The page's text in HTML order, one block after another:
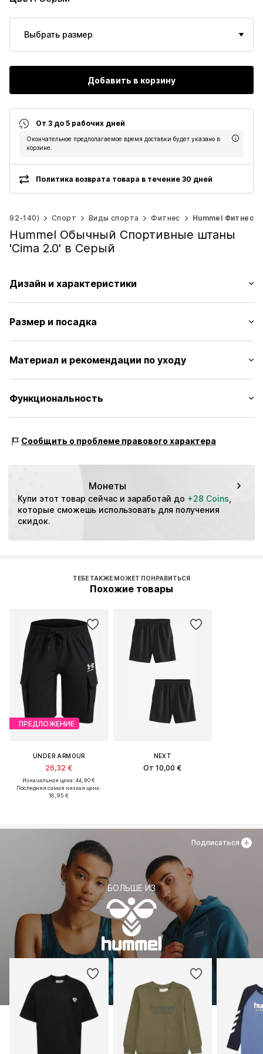
Выбрать размер
Добавить в корзину
От 3 до 5 рабочих дней
Окончательное предполагаемое время доставки будет указано в
корзине.
Политика возврата товара в течение 30 дней
92-140) Спорт Виды спорта Фитнес Hummel Фитнес
Hummel Обычный Спортивные штаны
'Cima 2.0' в Серый
Дизайн и характеристики
Карманы на молнии
Регулируемый обхват талии
Боковые карманы на молнии
Без подкладки
Артикул 0000000029777790
Размер и посадка
Крой: Обычный
Материал и рекомендации по уходу
Материал: 100% Recyceltes Polyester
Функциональность
Особенности: Дышащий
Сообщить о проблеме правового характера
Монеты
Купи этот товар сейчас и заработай до +28 Coins
которые сможешь использовать для получения
скидок.
ТЕБЕ ТАКЖЕ МОЖЕТ ПОНРАВИТЬСЯ
Похожие товары
ПРЕДЛОЖЕНИЕ
UNDER ARMOUR
26,32 €
Изначальная цена: 44,90 €
Последняя самая низкая цена:
18,95 €
NEXT
От 10,00 €
БОЛЬШЕ ИЗ
Подписаться